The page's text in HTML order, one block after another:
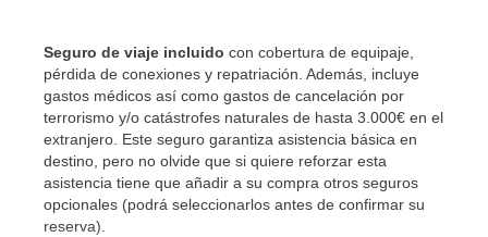
Seguro de viaje incluido con cobertura de equipaje,
pérdida de conexiones y repatriación. Además, incluye
gastos médicos así como gastos de cancelación por
terrorismo y/o catástrofes naturales de hasta 3.000€ en el
extranjero. Este seguro garantiza asistencia básica en
destino, pero no olvide que si quiere reforzar esta
asistencia tiene que añadir a su compra otros seguros
opcionales (podrá seleccionarlos antes de confirmar su
reserva)